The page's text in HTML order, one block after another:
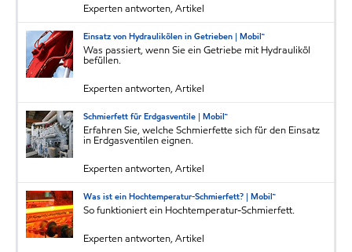
Experten antworten, Artikel
Einsatz von Hydraulikölen in Getrieben | Mobil™
Was passiert, wenn Sie ein Getriebe mit Hydrauliköl
befüllen.
Experten antworten, Artikel
Schmierfett für Erdgasventile | Mobil™
Erfahren Sie, welche Schmierfette sich für den Einsatz
in Erdgasventilen eignen.
Experten antworten, Artikel
Was ist ein Hochtemperatur-Schmierfett? | Mobil™
So funktioniert ein Hochtemperatur-Schmierfett.
Experten antworten, Artikel